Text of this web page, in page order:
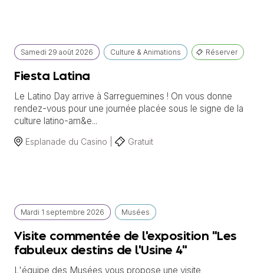
Samedi 29 août 2026 Culture & Animations Réserver
Fiesta Latina
Le Latino Day arrive à Sarreguemines ! On vous donne
rendez-vous pour une journée placée sous le signe de la
culture latino-am&e...
Esplanade du Casino | Gratuit
Mardi 1 septembre 2026 Musées
Visite commentée de l'exposition "Les
fabuleux destins de l'Usine 4"
L'équipe des Musées vous propose une visite